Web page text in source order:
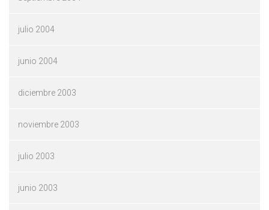
julio 2004
junio 2004
diciembre 2003
noviembre 2003
julio 2003
junio 2003